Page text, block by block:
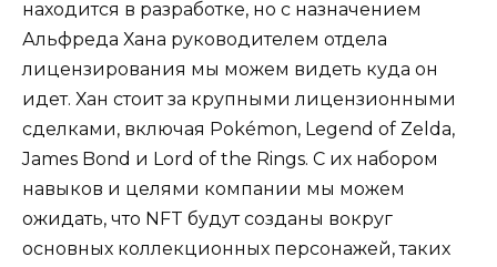
находится в разработке, но с назначением
Альфреда Хана руководителем отдела
лицензирования мы можем видеть куда он
идет. Хан стоит за крупными лицензионными
сделками, включая Pokémon, Legend of Zelda,
James Bond и Lord of the Rings. С их набором
навыков и целями компании мы можем
ожидать, что NFT будут созданы вокруг
основных коллекционных персонажей, таких